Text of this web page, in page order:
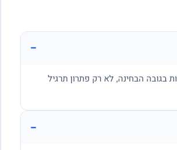
−
בגובה הבחינה, לא רק פתרון תרגיל
−